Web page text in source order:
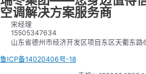
空调解决方案服务商
宋经理
15505347634
山东省德州市经济开发区项目东区天衢东路
鲁ICP备14020406号-18